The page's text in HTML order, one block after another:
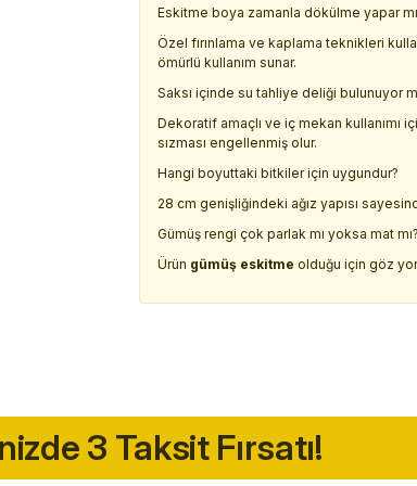
Eskitme boya zamanla dökülme yapar
Özel fırınlama ve kaplama teknikleri
ömürlü kullanım sunar.
Saksı içinde su tahliye deliği bulunuyor
Dekoratif amaçlı ve iç mekan kullanımı
sızması engellenmiş olur.
Hangi boyuttaki bitkiler için uygundur?
28 cm genişliğindeki ağız yapısı
Gümüş rengi çok parlak mı yoksa mat mı?
Ürün gümüş eskitme olduğu için göz
3 Taksit Fırsatı!